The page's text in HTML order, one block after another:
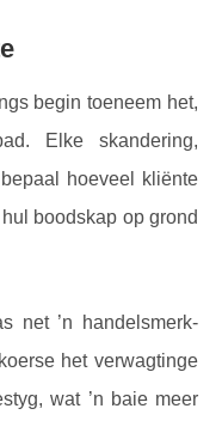
begin toeneem het,
Elke skandering,
hoeveel kliënte
boodskap op grond
net ’n handelsmerk-
het verwagtinge
wat ’n baie meer